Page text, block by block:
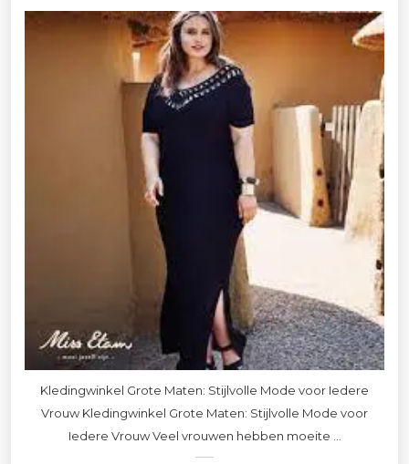
Kledingwinkel Grote Maten: Stijlvolle Mode voor Iedere
Vrouw Kledingwinkel Grote Maten: Stijlvolle Mode voor
Iedere Vrouw Veel vrouwen hebben moeite ...